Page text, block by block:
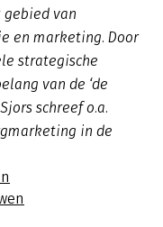
van
en marketing. Door
strategische
van de ‘de
schreef o.a.
in de